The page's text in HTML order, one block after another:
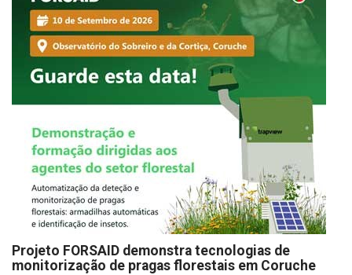
Projeto FORSAID demonstra tecnologias de
monitorização de pragas florestais em Coruche